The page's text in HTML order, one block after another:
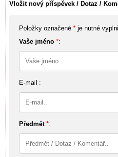
Vložit nový příspěvek / Dotaz /
Položky označené * je nutné
Vaše jméno *:
E-mail :
Předmět *: